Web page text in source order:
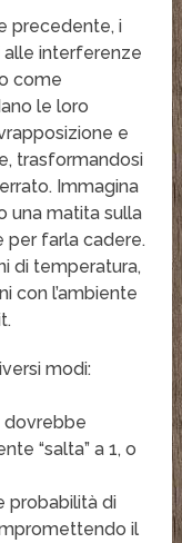
precedente, i
interferenze
come
le loro
e
trasformandosi
Immagina
una matita sulla
per farla cadere.
di temperatura,
con l’ambiente
modi:
“salta” a 1, o
probabilità di
il